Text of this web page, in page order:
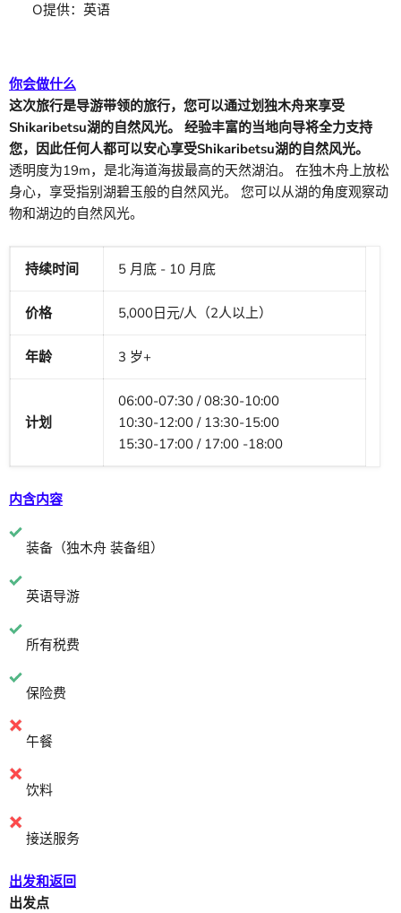
O提供：英语
你会做什么
这次旅行是导游带领的旅行，您可以通过划独木舟来享受
Shikaribetsu湖的自然风光。 经验丰富的当地向导将全力支持
您，因此任何人都可以安心享受Shikaribetsu湖的自然风光。
透明度为19m，是北海道海拔最高的天然湖泊。 在独木舟上放松
身心，享受指别湖碧玉般的自然风光。 您可以从湖的角度观察动
物和湖边的自然风光。
持续时间 5 月底 - 10 月底
价格 5,000日元/人（2人以上）
年龄 3 岁+
计划
06:00-07:30 / 08:30-10:00
10:30-12:00 / 13:30-15:00
15:30-17:00 / 17:00 -18:00
内含内容
装备（独木舟 装备组）
英语导游
所有税费
保险费
午餐
饮料
接送服务
出发和返回
出发点